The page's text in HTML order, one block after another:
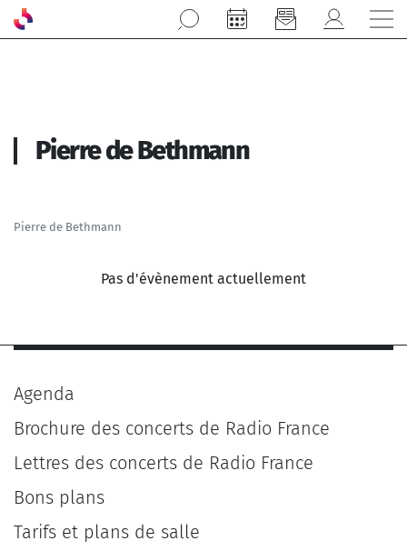
Aller au contenu principal
Pierre de Bethmann
Pierre de Bethmann
Pas d'évènement actuellement
Agenda
Brochure des concerts de Radio France
Lettres des concerts de Radio France
Bons plans
Tarifs et plans de salle